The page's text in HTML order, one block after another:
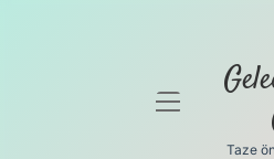
menüyü
Taze